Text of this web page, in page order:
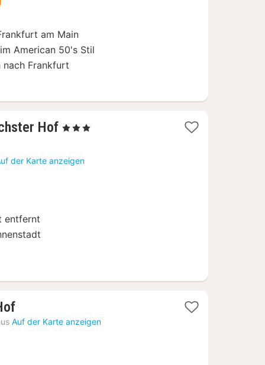
am Main
American 50's Stil
nach Frankfurt
Hof 1
ab
91
, 3 Sterne
der Karte anzeigen
entfernt
1
Nacht
Auf der Karte anzeigen